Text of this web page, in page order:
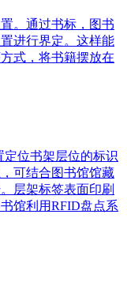
。通过书标，图书
进行界定。这样能
式，将书籍摆放在
位书架层位的标识
可结合图书馆馆藏
层架标签表面印刷
馆利用RFID盘点系